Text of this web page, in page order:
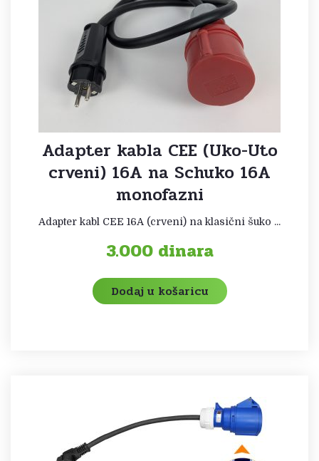
Adapter kabla CEE (Uko-Uto
crveni) 16A na Schuko 16A
monofazni
Adapter kabl CEE 16A (crveni) na klasični šuko ...
3.000 dinara
Dodaj u košaricu